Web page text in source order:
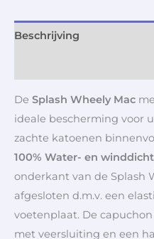
Beschrijving
De Splash Wheely Mac
ideale bescherming voor
zachte katoenen
100% Water- en winddicht
onderkant van de Splash
afgesloten d.m.v. een
voetenplaat. De
met veersluiting en een